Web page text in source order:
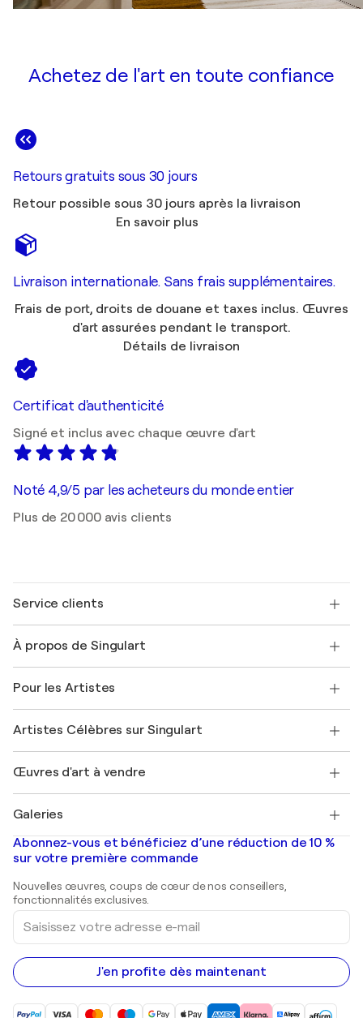
Achetez de l'art en toute confiance
Retours gratuits sous 30 jours
Retour possible sous 30 jours après la livraison
En savoir plus
Livraison internationale. Sans frais supplémentaires.
Frais de port, droits de douane et taxes inclus. Œuvres
d'art assurées pendant le transport.
Détails de livraison
Certificat d'authenticité
Signé et inclus avec chaque œuvre d'art
Noté 4,9/5 par les acheteurs du monde entier
Plus de 20 000 avis clients
Service clients
Expédition
Offrir une carte cadeau
Rejoignez notre programme commercial
Mon compte
+33 1 76 44 06 42
À propos de Singulart
FAQ
Magazine Singulart
Emplois
Découvrez une sélection d'art original
Pour les Artistes
Se connecter en tant qu'Artiste
Artistes Célèbres sur Singulart
Marc Chagall
Banksy
Mr. Brainwash
Shepard Fairey
Œuvres d'art à vendre
Tableaux abstraits à vendre
Peintures de paysage
Estampes
Peintures acryliques
Galeries
Galeries d'art en France
Galeries d'art en Belgique
Abonnez-vous et bénéficiez d’une réduction de 10 %
sur votre première commande
Nouvelles œuvres, coups de cœur de nos conseillers,
fonctionnalités exclusives.
Saisissez
votre
adresse
e-
mail
J'en profite dès maintenant